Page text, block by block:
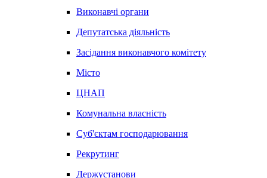
Виконавчі органи
Депутатська діяльність
Засідання виконавчого комітету
Місто
ЦНАП
Комунальна власність
Суб'єктам господарювання
Рекрутинг
Держустанови